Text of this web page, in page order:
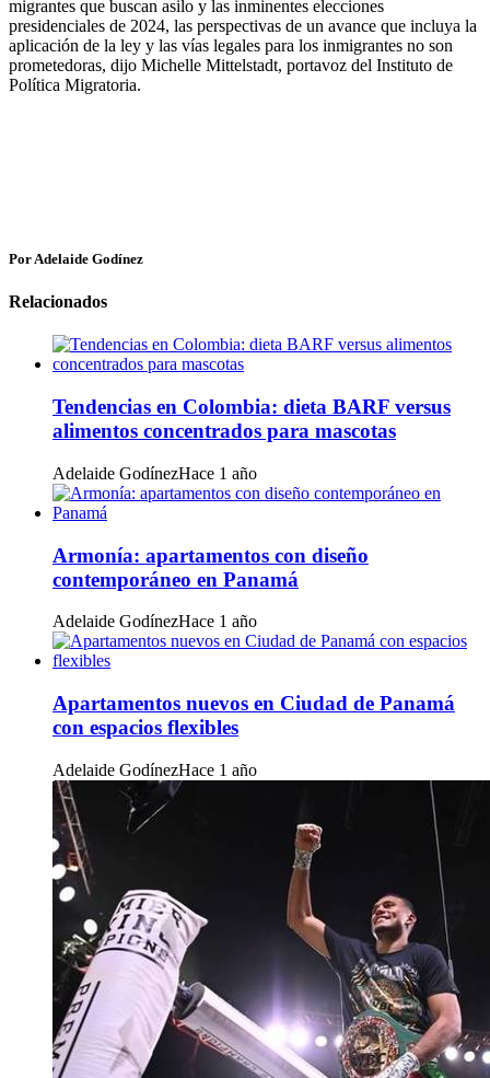
migrantes que buscan asilo y las inminentes elecciones
presidenciales de 2024, las perspectivas de un avance que incluya la
aplicación de la ley y las vías legales para los inmigrantes no son
prometedoras, dijo Michelle Mittelstadt, portavoz del Instituto de
Política Migratoria.
Por Adelaide Godínez
Relacionados
Tendencias en Colombia: dieta BARF versus
alimentos concentrados para mascotas
Adelaide GodínezHace 1 año
Armonía: apartamentos con diseño
contemporáneo en Panamá
Adelaide GodínezHace 1 año
Apartamentos nuevos en Ciudad de Panamá
con espacios flexibles
Adelaide GodínezHace 1 año